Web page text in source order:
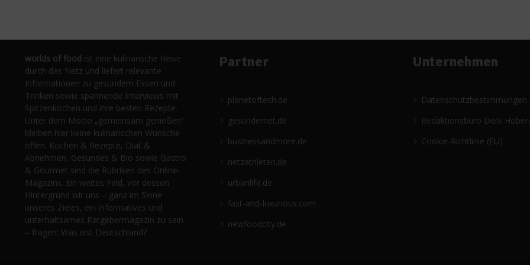
worlds of food ist eine kulinarische Reise
durch das Netz und liefert relevante
Informationen zu gesundem Essen und
Trinken sowie spannende Interviews mit
Spitzenköchen und ihre besten Rezepte.
Unter dem Motto „gemeinsam genießen“
bleiben hier keine kulinarischen Wünsche
offen. Kochen & Rezepte, Diät &
Abnehmen, Gesundes & Bio sowie Gastro
& Gourmet sind die Rubriken des Online-
Magazins. Ein weites Feld, vor dessen
Hintergrund wir uns – ganz im Sinne
unseres Zieles, ein informatives und
unterhaltsames Ratgebermagazin zu sein
– fragen: Was isst Deutschland?
Partner
planetoftech.de
gesündernet.de
businessandmore.de
netzathleten.de
urbanlife.de
fast-and-luxurious.com
newfoodcity.de
Unternehmen
Datenschutzbestimmungen
Redaktionsbüro Derk
Cookie-Richtlinie (EU)